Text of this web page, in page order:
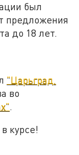
был
предложения
до 18 лет.
"Царьград.
во
курсе!